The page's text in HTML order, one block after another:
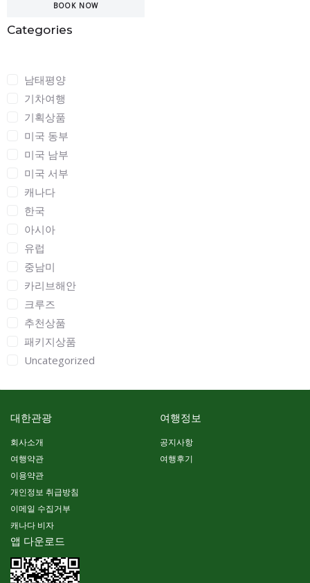
Categories
남태평양
기차여행
기획상품
미국 동부
미국 남부
미국 서부
캐나다
한국
아시아
유럽
중남미
카리브해안
크루즈
추천상품
패키지상품
Uncategorized
BOOK NOW
대한관광
회사소개
여행약관
이용약관
개인정보 취급방침
이메일 수집거부
캐나다 비자
여행정보
공지사항
여행후기
앱 다운로드